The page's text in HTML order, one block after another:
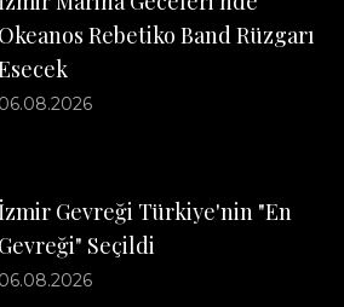
Okeanos Rebetiko Band Rüzgarı
06.08.2026
İzmir Gevreği Türkiye'nin "En
Gevreği" Seçildi
06.08.2026